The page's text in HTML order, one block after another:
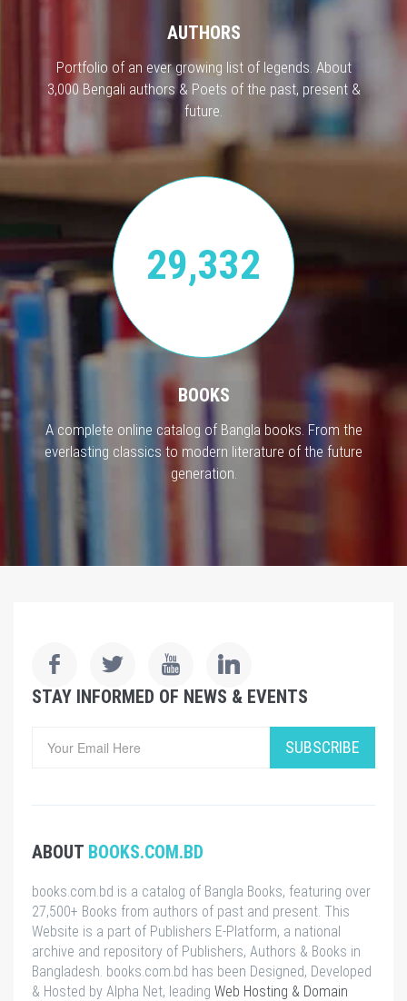
AUTHORS
Portfolio of an ever growing list of legends. About
3,000 Bengali authors & Poets of the past, present &
future.
29,332
BOOKS
A complete online catalog of Bangla books. From the
everlasting classics to modern literature of the future
generation.
STAY INFORMED OF NEWS & EVENTS
SUBSCRIBE
ABOUT BOOKS.COM.BD
books.com.bd is a catalog of Bangla Books, featuring over
27,500+ Books from authors of past and present. This
Website is a part of Publishers E-Platform, a national
archive and repository of Publishers, Authors & Books in
Bangladesh. books.com.bd has been Designed, Developed
& Hosted by Alpha Net, leading Web Hosting & Domain